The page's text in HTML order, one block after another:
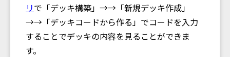
リで「デッキ構築」→→「新規デッキ作成」
→→「デッキコードから作る」でコードを入力
することでデッキの内容を見ることができま
す。